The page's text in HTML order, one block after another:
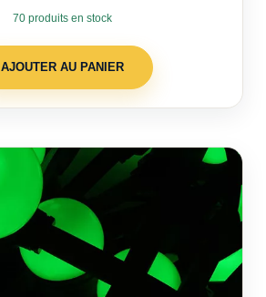
70 produits en stock
AJOUTER AU PANIER